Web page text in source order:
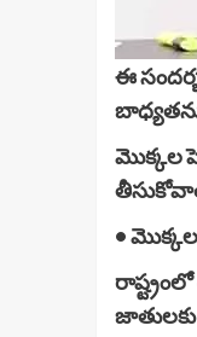
ఈ
మొక్కల
• మొక్కల